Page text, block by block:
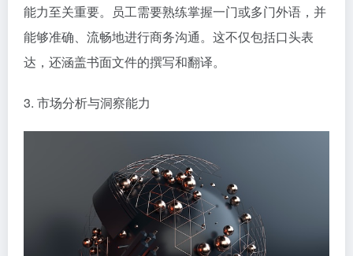
能力至关重要。员工需要熟练掌握一门或多门外语，并
能够准确、流畅地进行商务沟通。这不仅包括口头表
达，还涵盖书面文件的撰写和翻译。
3. 市场分析与洞察能力